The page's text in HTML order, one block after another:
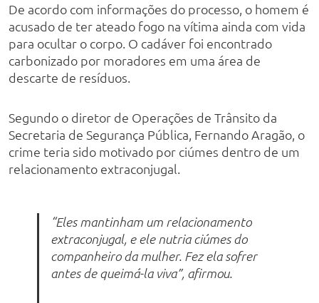
De acordo com informações do processo, o homem é
acusado de ter ateado fogo na vítima ainda com vida
para ocultar o corpo. O cadáver foi encontrado
carbonizado por moradores em uma área de
descarte de resíduos.
Segundo o diretor de Operações de Trânsito da
Secretaria de Segurança Pública, Fernando Aragão, o
crime teria sido motivado por ciúmes dentro de um
relacionamento extraconjugal.
“Eles mantinham um relacionamento
extraconjugal, e ele nutria ciúmes do
companheiro da mulher. Fez ela sofrer
antes de queimá-la viva”, afirmou.